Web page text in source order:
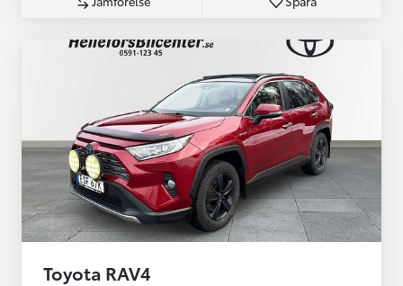
Toyota RAV4